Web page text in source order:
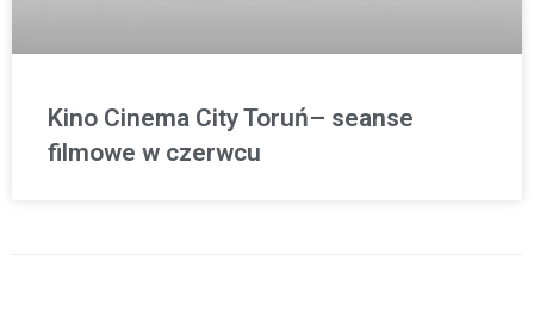
Kino Cinema City Toruń– seanse
filmowe w czerwcu